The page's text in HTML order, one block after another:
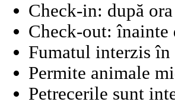
Check-in: după
Check-out: înainte
Fumatul interzis
Permite animale
Petrecerile sunt